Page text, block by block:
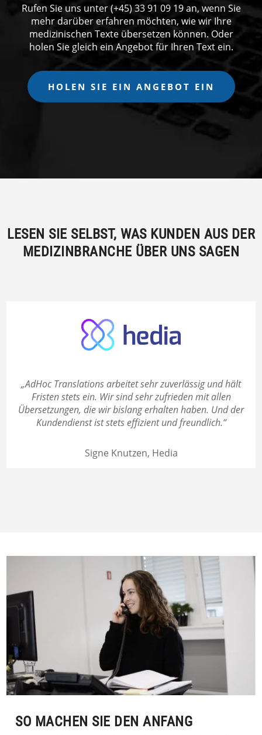
Rufen Sie uns unter (+45) 33 91 09 19 an, wenn Sie
mehr darüber erfahren möchten, wie wir Ihre
medizinischen Texte übersetzen können. Oder
holen Sie gleich ein Angebot für Ihren Text ein.
HOLEN SIE EIN ANGEBOT EIN
LESEN SIE SELBST, WAS KUNDEN AUS DER
MEDIZINBRANCHE ÜBER UNS SAGEN
„AdHoc Translations arbeitet sehr zuverlässig und hält
Fristen stets ein. Wir sind sehr zufrieden mit allen
Übersetzungen, die wir bislang erhalten haben. Und der
Kundendienst ist stets effizient und freundlich.“
Signe Knutzen, Hedia
SO MACHEN SIE DEN ANFANG